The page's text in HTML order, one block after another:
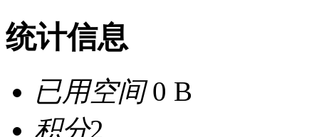
统计信息
已用空间0 B
积分2